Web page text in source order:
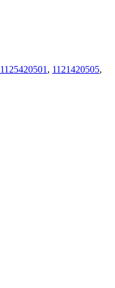
1125420501 , 1121420505,